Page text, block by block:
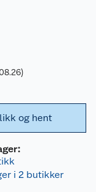
og hent
i 2 butikker